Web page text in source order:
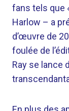
fans tels que
Harlow – a
d’œuvre de
foulée de
Ray se lance